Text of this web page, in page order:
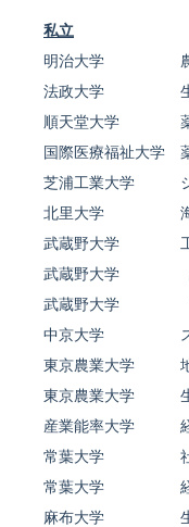
私立
明治大学 農
法政大学 生
順天堂大学 薬
国際医療福祉大学
芝浦工業大学 シ
北里大学 海洋
武蔵野大学 工
武蔵野大学 経
武蔵野大学 アン
中京大学 スポ
東京農業大学 地
東京農業大学 生
産業能率大学 経
常葉大学 社会
常葉大学 経
麻布大学 生命